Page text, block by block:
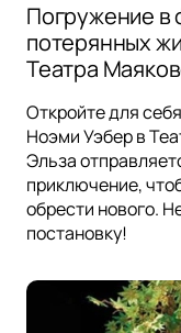
Погружение в
потерянных
Театра
Откройте для
Ноэми Уэбер в
Эльза
приключение,
обрести нового.
постановку!